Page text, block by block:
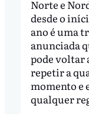
Norte e
desde o
ano é uma
anunciada
pode voltar
repetir a
momento e
qualquer